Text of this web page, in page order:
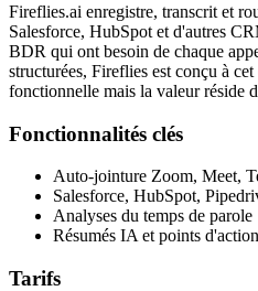
Fireflies.ai enregistre, transcrit et
Salesforce, HubSpot et d'autres
BDR qui ont besoin de chaque
structurées, Fireflies est conçu à
fonctionnelle mais la valeur réside
Fonctionnalités clés
Auto-jointure Zoom, Meet,
Salesforce, HubSpot,
Analyses du temps de parole
Résumés IA et points d'action
Tarifs